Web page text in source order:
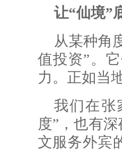
让“仙境”
从某种角
值投资”。
力。正如当
我们在张
度”，也有
文服务外宾